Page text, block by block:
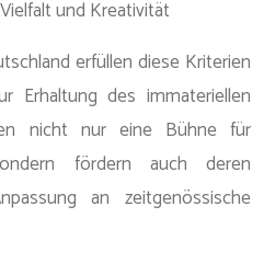
und Kreativität
erfüllen diese Kriterien
Erhaltung des immateriellen
nicht nur eine Bühne für
fördern auch deren
an zeitgenössische